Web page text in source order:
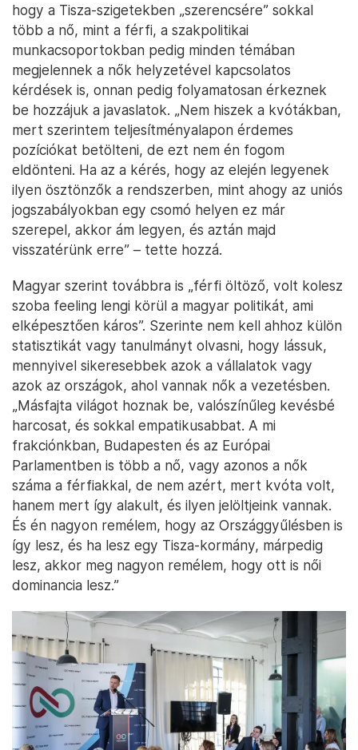
hogy a Tisza-szigetekben „szerencsére” sokkal
több a nő, mint a férfi, a szakpolitikai
munkacsoportokban pedig minden témában
megjelennek a nők helyzetével kapcsolatos
kérdések is, onnan pedig folyamatosan érkeznek
be hozzájuk a javaslatok. „Nem hiszek a kvótákban,
mert szerintem teljesítményalapon érdemes
pozíciókat betölteni, de ezt nem én fogom
eldönteni. Ha az a kérés, hogy az elején legyenek
ilyen ösztönzők a rendszerben, mint ahogy az uniós
jogszabályokban egy csomó helyen ez már
szerepel, akkor ám legyen, és aztán majd
visszatérünk erre” – tette hozzá.
Magyar szerint továbbra is „férfi öltöző, volt kolesz
szoba feeling lengi körül a magyar politikát, ami
elképesztően káros”. Szerinte nem kell ahhoz külön
statisztikát vagy tanulmányt olvasni, hogy lássuk,
mennyivel sikeresebbek azok a vállalatok vagy
azok az országok, ahol vannak nők a vezetésben.
„Másfajta világot hoznak be, valószínűleg kevésbé
harcosat, és sokkal empatikusabbat. A mi
frakciónkban, Budapesten és az Európai
Parlamentben is több a nő, vagy azonos a nők
száma a férfiakkal, de nem azért, mert kvóta volt,
hanem mert így alakult, és ilyen jelöltjeink vannak.
És én nagyon remélem, hogy az Országgyűlésben is
így lesz, és ha lesz egy Tisza-kormány, márpedig
lesz, akkor meg nagyon remélem, hogy ott is női
dominancia lesz.”